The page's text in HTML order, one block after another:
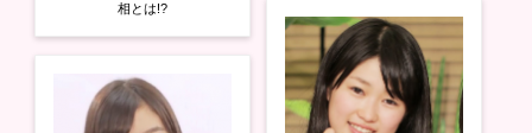
相とは!?